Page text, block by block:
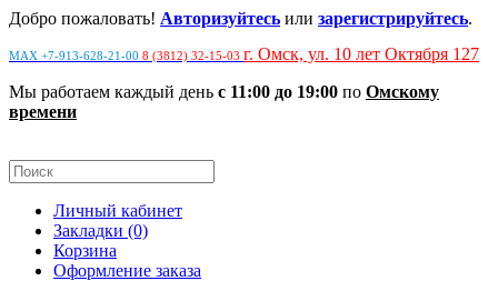
Добро пожаловать! Авторизуйтесь или зарегистрируйтесь.
MAX +7-913-628-21-00 8 (3812) 32-15-03 г. Омск, ул. 10 лет Октября 127
Мы работаем каждый день с 11:00 до 19:00 по Омскому
времени
Личный кабинет
Закладки (0)
Корзина
Оформление заказа